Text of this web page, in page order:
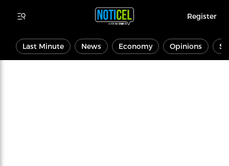
Register
Last Minute News Economy Opinions